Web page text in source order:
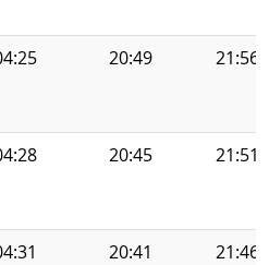
20:49 21:56
20:45 21:51
20:41 21:46